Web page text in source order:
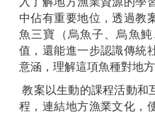
中佔有重要地位，透過教
魚三寶（烏魚子、烏魚
值，還能進一步認識傳統
意涵，理解這項魚種對地
教案以生動的課程活動和
程，連結地方漁業文化，